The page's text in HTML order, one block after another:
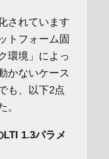
されています
トフォーム固
環境」によっ
かないケース
も、以下2点
。
1.3パラメ